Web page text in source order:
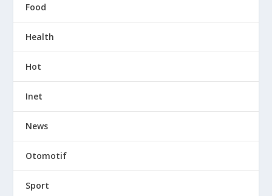
Food
Health
Hot
Inet
News
Otomotif
Sport